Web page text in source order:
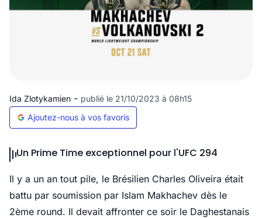
Ida Zlotykamien - publié le 21/10/2023 à 08h15
Ajoutez-nous à vos favoris
Un Prime Time exceptionnel pour l'UFC 294
Il y a un an tout pile, le Brésilien Charles Oliveira était
battu par soumission par Islam Makhachev dès le
2ème round. Il devait affronter ce soir le Daghestanais